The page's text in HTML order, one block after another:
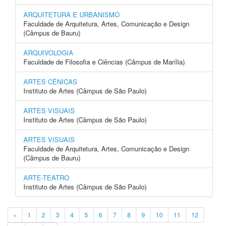
ARQUITETURA E URBANISMO
Faculdade de Arquitetura, Artes, Comunicação e Design
(Câmpus de Bauru)
ARQUIVOLOGIA
Faculdade de Filosofia e Ciências (Câmpus de Marília)
ARTES CÊNICAS
Instituto de Artes (Câmpus de São Paulo)
ARTES VISUAIS
Instituto de Artes (Câmpus de São Paulo)
ARTES VISUAIS
Faculdade de Arquitetura, Artes, Comunicação e Design
(Câmpus de Bauru)
ARTE-TEATRO
Instituto de Artes (Câmpus de São Paulo)
« 1 2 3 4 5 6 7 8 9 10 11
12